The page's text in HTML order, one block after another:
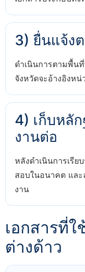
3) ยื่นแจ้ง
ดำเนินการตามพื้น
จังหวัดจะอ้างอิงห
4) เก็บหลั
งานต่อ
หลังดำเนินการเรีย
สอบในอนาคต และ
งาน
เอกสารที่
ต่างด้าว